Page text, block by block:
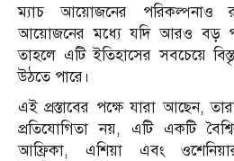
ম্যাচ আয়োজনের পরিকল্পনাও
আয়োজনের মধ্যে যদি আরও বড়
তাহলে এটি ইতিহাসের সবচেয়ে
উঠতে পারে।
এই প্রস্তাবের পক্ষে যারা আছেন,
প্রতিযোগিতা নয়, এটি একটি
আফ্রিকা, এশিয়া এবং